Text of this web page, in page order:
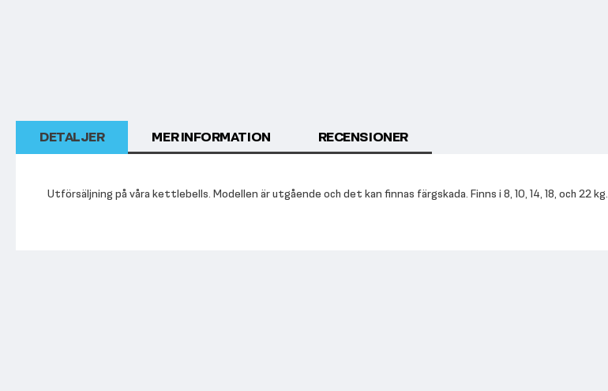
DETALJER
Utförsäljning på våra kettlebells. Modellen är utgående och det kan finnas färgskada. Finns i 8, 10, 14, 18, och 22 kg.
MER INFORMATION RECENSIONER